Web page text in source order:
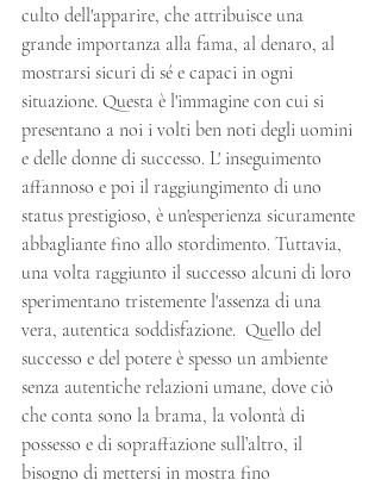
culto dell'apparire, che attribuisce una
grande importanza alla fama, al denaro, al
mostrarsi sicuri di sé e capaci in ogni
situazione. Questa è l'immagine con cui si
presentano a noi i volti ben noti degli uomini
e delle donne di successo. L' inseguimento
affannoso e poi il raggiungimento di uno
status prestigioso, è un'esperienza sicuramente
abbagliante fino allo stordimento. Tuttavia,
una volta raggiunto il successo alcuni di loro
sperimentano tristemente l'assenza di una
vera, autentica soddisfazione.  Quello del
successo e del potere è spesso un ambiente
senza autentiche relazioni umane, dove ciò
che conta sono la brama, la volontà di
possesso e di sopraffazione sull’altro, il
bisogno di mettersi in mostra fino